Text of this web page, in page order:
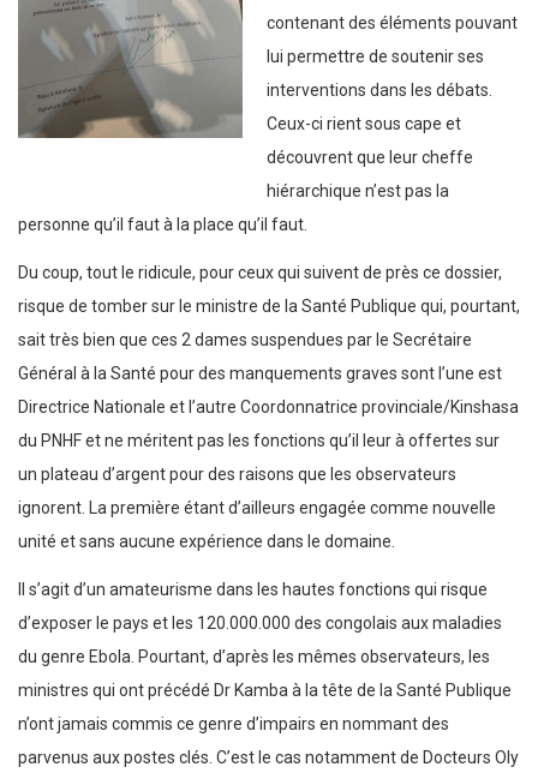
contenant des éléments pouvant
lui permettre de soutenir ses
interventions dans les débats.
Ceux-ci rient sous cape et
découvrent que leur cheffe
hiérarchique n’est pas la
personne qu’il faut à la place qu’il faut.
Du coup, tout le ridicule, pour ceux qui suivent de près ce dossier,
risque de tomber sur le ministre de la Santé Publique qui, pourtant,
sait très bien que ces 2 dames suspendues par le Secrétaire
Général à la Santé pour des manquements graves sont l’une est
Directrice Nationale et l’autre Coordonnatrice provinciale/Kinshasa
du PNHF et ne méritent pas les fonctions qu’il leur à offertes sur
un plateau d’argent pour des raisons que les observateurs
ignorent. La première étant d’ailleurs engagée comme nouvelle
unité et sans aucune expérience dans le domaine.
Il s’agit d’un amateurisme dans les hautes fonctions qui risque
d’exposer le pays et les 120.000.000 des congolais aux maladies
du genre Ebola. Pourtant, d’après les mêmes observateurs, les
ministres qui ont précédé Dr Kamba à la tête de la Santé Publique
n’ont jamais commis ce genre d’impairs en nommant des
parvenus aux postes clés. C’est le cas notamment de Docteurs Oly